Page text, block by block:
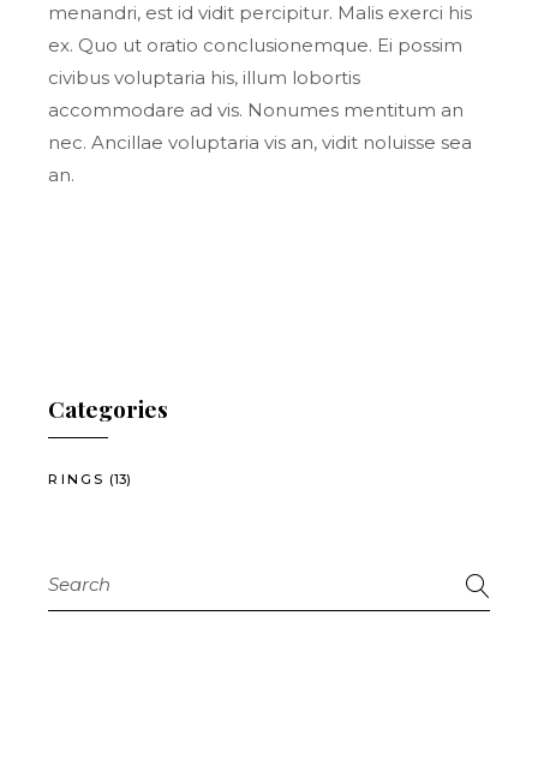
menandri, est id vidit percipitur. Malis exerci his
ex. Quo ut oratio conclusionemque. Ei possim
civibus voluptaria his, illum lobortis
accommodare ad vis. Nonumes mentitum an
nec. Ancillae voluptaria vis an, vidit noluisse sea
an.
Categories
RINGS (13)